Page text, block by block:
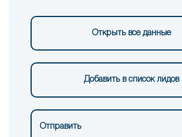
Открыть все данные
Добавить в список лидов
Отправить